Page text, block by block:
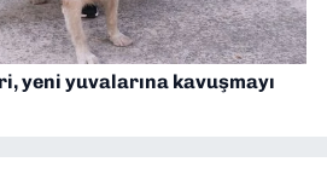
yeni yuvalarına kavuşmayı